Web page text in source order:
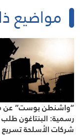
مواضيع
“واشنطن بوست” عن
رسمية: البنتاغون
شركات الأسلحة تسريع